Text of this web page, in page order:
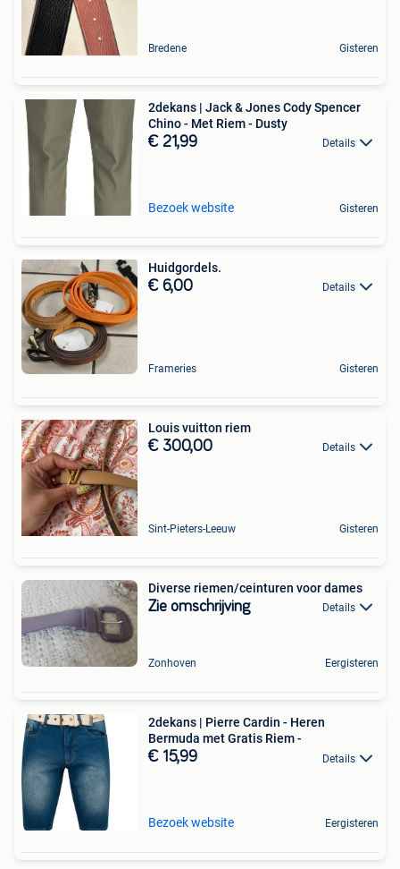
Bredene Gisteren
2dekans | Jack & Jones Cody Spencer
Chino - Met Riem - Dusty
€ 21,99 Details
Bezoek website Gisteren
Huidgordels.
€ 6,00 Details
Frameries Gisteren
Louis vuitton riem
€ 300,00 Details
Sint-Pieters-Leeuw Gisteren
Diverse riemen/ceinturen voor dames
Zie omschrijving Details
Zonhoven Eergisteren
2dekans | Pierre Cardin - Heren
Bermuda met Gratis Riem -
€ 15,99 Details
Bezoek website Eergisteren